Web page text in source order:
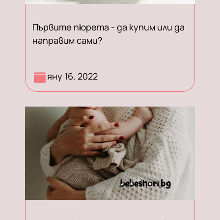
Първите пюрета - да купим или да
направим сами?
захранване, е време да вземете
важно решение - да купувате или
да приготвяте сами първите
пюрета.
яну 16, 2022